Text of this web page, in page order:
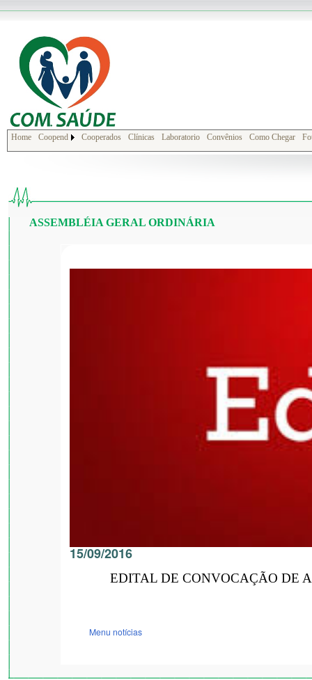
Home Coopend Cooperados Clínicas Laboratorio Convênios Como Chegar
ASSEMBLÉIA GERAL ORDINÁRIA
15/09/2016
EDITAL DE CONVOCAÇÃO DE
Menu notícias